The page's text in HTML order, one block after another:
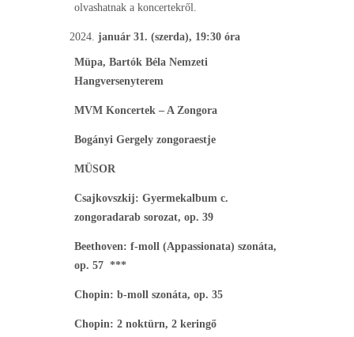
olvashatnak a koncertekről.
január 31. (szerda), 19:30 óra
Müpa, Bartók Béla Nemzeti
Hangversenyterem
MVM Koncertek – A Zongora
Bogányi Gergely zongoraestje
MÜSOR
Csajkovszkij: Gyermekalbum c.
zongoradarab sorozat, op. 39
Beethoven: f-moll (Appassionata) szonáta,
op. 57 ***
Chopin: b-moll szonáta, op. 35
Chopin: 2 noktürn, 2 keringő